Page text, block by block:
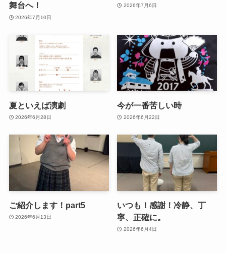
舞台へ！
2026年7月10日
2026年7月6日
夏といえば演劇
2026年6月28日
今が一番苦しい時
2026年6月22日
ご紹介します！part5
2026年6月13日
いつも！感謝！冷静、丁
寧、正確に。
2026年6月4日